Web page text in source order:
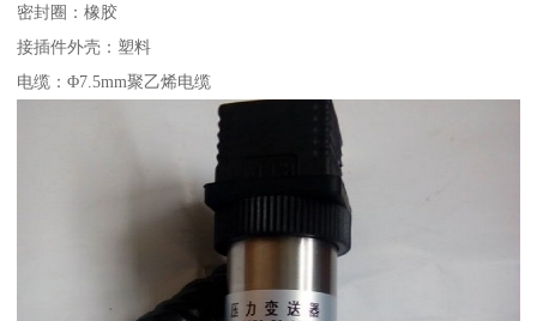
密封圈：橡胶
接插件外壳：塑料
电缆：Φ7.5mm聚乙烯电缆